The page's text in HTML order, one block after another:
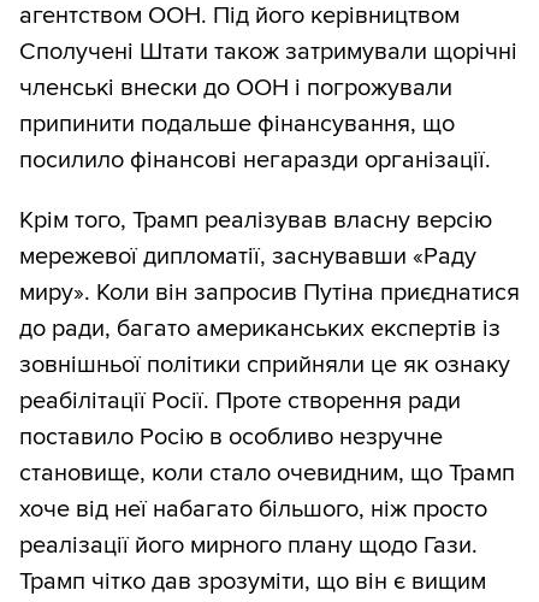
агентством ООН. Під його керівництвом
Сполучені Штати також затримували щорічні
членські внески до ООН і погрожували
припинити подальше фінансування, що
посилило фінансові негаразди організації.
Крім того, Трамп реалізував власну версію
мережевої дипломатії, заснувавши «Раду
миру». Коли він запросив Путіна приєднатися
до ради, багато американських експертів із
зовнішньої політики сприйняли це як ознаку
реабілітації Росії. Проте створення ради
поставило Росію в особливо незручне
становище, коли стало очевидним, що Трамп
хоче від неї набагато більшого, ніж просто
реалізації його мирного плану щодо Гази.
Трамп чітко дав зрозуміти, що він є вищим